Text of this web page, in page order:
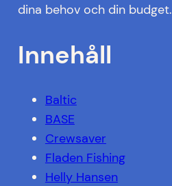
dina behov och din budget.
Innehåll
Baltic
BASE
Crewsaver
Fladen Fishing
Helly Hansen